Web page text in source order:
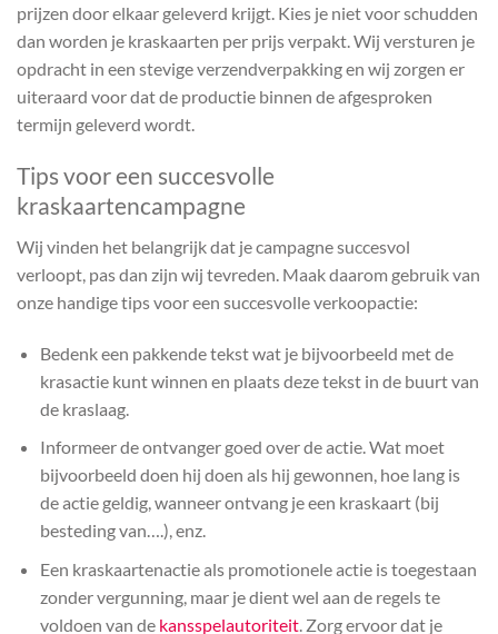
prijzen door elkaar geleverd krijgt. Kies je niet voor schudden
dan worden je kraskaarten per prijs verpakt. Wij versturen je
opdracht in een stevige verzendverpakking en wij zorgen er
uiteraard voor dat de productie binnen de afgesproken
termijn geleverd wordt.
Tips voor een succesvolle
kraskaartencampagne
Wij vinden het belangrijk dat je campagne succesvol
verloopt, pas dan zijn wij tevreden. Maak daarom gebruik van
onze handige tips voor een succesvolle verkoopactie:
Bedenk een pakkende tekst wat je bijvoorbeeld met de
krasactie kunt winnen en plaats deze tekst in de buurt van
de kraslaag.
Informeer de ontvanger goed over de actie. Wat moet
bijvoorbeeld doen hij doen als hij gewonnen, hoe lang is
de actie geldig, wanneer ontvang je een kraskaart (bij
besteding van….), enz.
Een kraskaartenactie als promotionele actie is toegestaan
zonder vergunning, maar je dient wel aan de regels te
voldoen van de kansspelautoriteit. Zorg ervoor dat je